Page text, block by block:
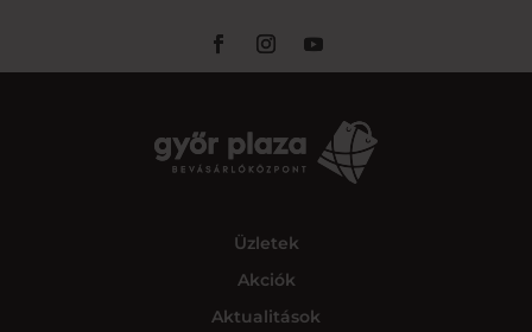
Üzletek
Akciók
Aktualitások